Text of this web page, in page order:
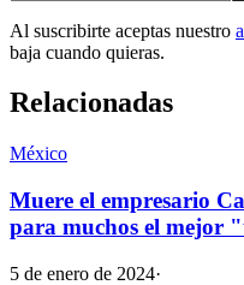
Al suscribirte aceptas nuestro
baja cuando quieras.
Relacionadas
México
Muere el empresario
para muchos el
5 de enero de 2024·